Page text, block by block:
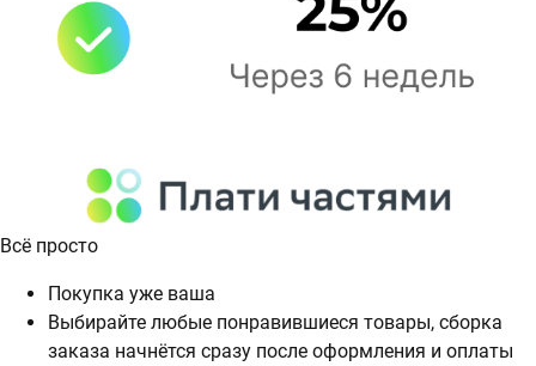
Всё просто
Покупка уже ваша
Выбирайте любые понравившиеся товары, сборка
заказа начнётся сразу после оформления и оплаты